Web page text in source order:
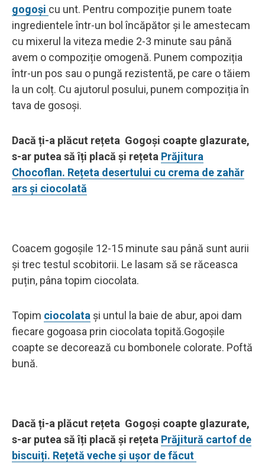
gogoși cu unt. Pentru compoziție punem toate
ingredientele într-un bol încăpător și le amestecam
cu mixerul la viteza medie 2-3 minute sau până
avem o compoziție omogenă. Punem compoziția
într-un pos sau o pungă rezistentă, pe care o tăiem
la un colț. Cu ajutorul posului, punem compoziția în
tava de gosoși.
Dacă ți-a plăcut rețeta Gogoși coapte glazurate,
s-ar putea să îți placă și rețeta Prăjitura
Chocoflan. Rețeta desertului cu crema de zahăr
ars și ciocolată
Coacem gogoșile 12-15 minute sau până sunt aurii
și trec testul scobitorii. Le lasam să se răceasca
puțin, pâna topim ciocolata.
Topim ciocolata și untul la baie de abur, apoi dam
fiecare gogoasa prin ciocolata topită.Gogoșile
coapte se decorează cu bombonele colorate. Poftă
bună.
Dacă ți-a plăcut rețeta Gogoși coapte glazurate,
s-ar putea să îți placă și rețeta Prăjitură cartof de
biscuiți. Rețetă veche și ușor de făcut